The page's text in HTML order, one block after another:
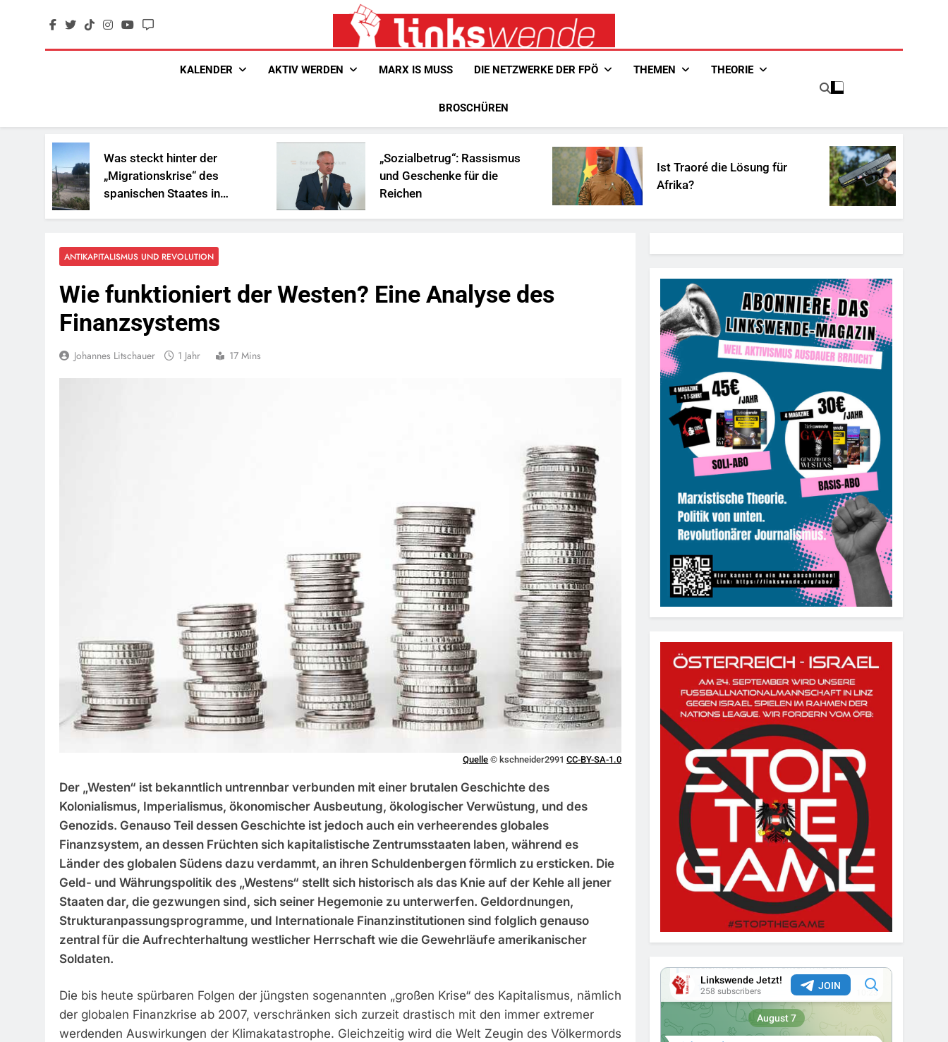
Linkswende Jetzt!
KALENDER AKTIV WERDEN MARX IS MUSS DIE NETZWERKE DER FPÖ THEMEN THEORIE
BROSCHÜREN
Was steckt hinter der
„Migrationskrise“ des
spanischen Staates in
Nordafrika?
„Sozialbetrug“: Rassismus
und Geschenke für die
Reichen
Ist Traoré die Lösung für
Afrika?
Unschuldiges
ANTIKAPITALISMUS UND REVOLUTION
Wie funktioniert der Westen? Eine Analyse des
Finanzsystems
Johannes Litschauer 1 Jahr 17 Mins
Quelle © kschneider2991CC-BY-SA-1.0
Der „Westen“ ist bekanntlich untrennbar verbunden mit einer brutalen Geschichte des
Kolonialismus, Imperialismus, ökonomischer Ausbeutung, ökologischer Verwüstung, und des
Genozids. Genauso Teil dessen Geschichte ist jedoch auch ein verheerendes globales
Finanzsystem, an dessen Früchten sich kapitalistische Zentrumsstaaten laben, während es
Länder des globalen Südens dazu verdammt, an ihren Schuldenbergen förmlich zu ersticken. Die
Geld- und Währungspolitik des „Westens“ stellt sich historisch als das Knie auf der Kehle all jener
Staaten dar, die gezwungen sind, sich seiner Hegemonie zu unterwerfen. Geldordnungen,
Strukturanpassungsprogramme, und Internationale Finanzinstitutionen sind folglich genauso
zentral für die Aufrechterhaltung westlicher Herrschaft wie die Gewehrläufe amerikanischer
Soldaten.
Die bis heute spürbaren Folgen der jüngsten sogenannten „großen Krise“ des Kapitalismus, nämlich
der globalen Finanzkrise ab 2007, verschränken sich zurzeit drastisch mit den immer extremer
werdenden Auswirkungen der Klimakatastrophe. Gleichzeitig wird die Welt Zeugin des Völkermords